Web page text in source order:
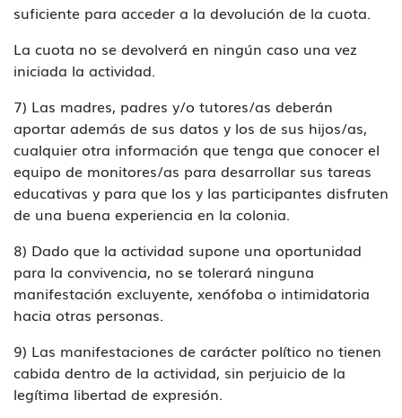
suficiente para acceder a la devolución de la cuota.
La cuota no se devolverá en ningún caso una vez
iniciada la actividad.
7) Las madres, padres y/o tutores/as deberán
aportar además de sus datos y los de sus hijos/as,
cualquier otra información que tenga que conocer el
equipo de monitores/as para desarrollar sus tareas
educativas y para que los y las participantes disfruten
de una buena experiencia en la colonia.
8) Dado que la actividad supone una oportunidad
para la convivencia, no se tolerará ninguna
manifestación excluyente, xenófoba o intimidatoria
hacia otras personas.
9) Las manifestaciones de carácter político no tienen
cabida dentro de la actividad, sin perjuicio de la
legítima libertad de expresión.